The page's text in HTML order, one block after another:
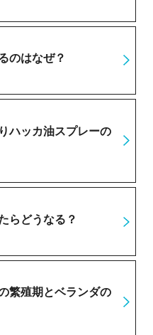
のはなぜ？
ハッカ油スプレーの
らどうなる？
繁殖期とベランダの